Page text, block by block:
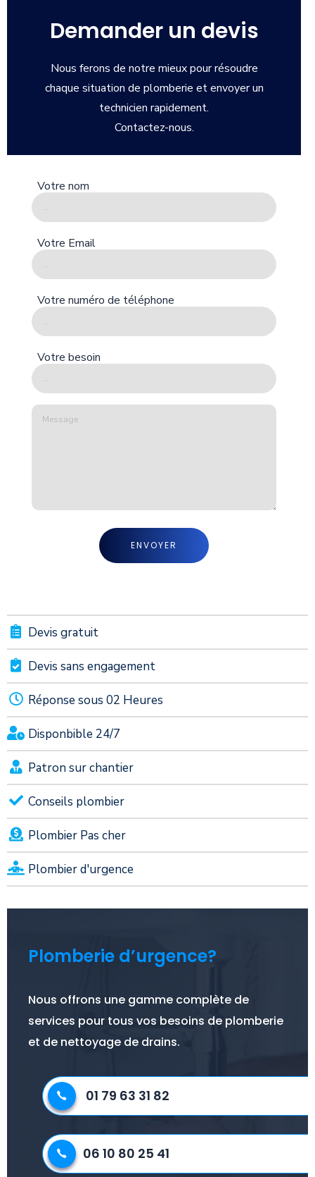
Demander un devis
Nous ferons de notre mieux pour résoudre
chaque situation de plomberie et envoyer un
technicien rapidement.
Contactez-nous.
Votre nom
Votre Email
Votre numéro de téléphone
Votre besoin
Devis gratuit
Devis sans engagement
Réponse sous 02 Heures
Disponbible 24/7
Patron sur chantier
Conseils plombier
Plombier Pas cher
Plombier d'urgence
Plomberie d’urgence?
Nous offrons une gamme complète de
services pour tous vos besoins de plomberie
et de nettoyage de drains.
01 79 63 31 82
06 10 80 25 41